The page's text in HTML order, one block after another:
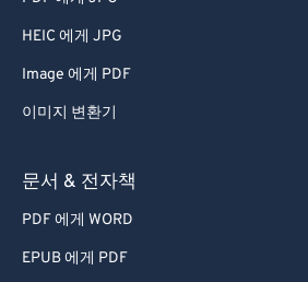
HEIC 에게 JPG
Image 에게 PDF
이미지 변환기
문서 & 전자책
PDF 에게 WORD
EPUB 에게 PDF